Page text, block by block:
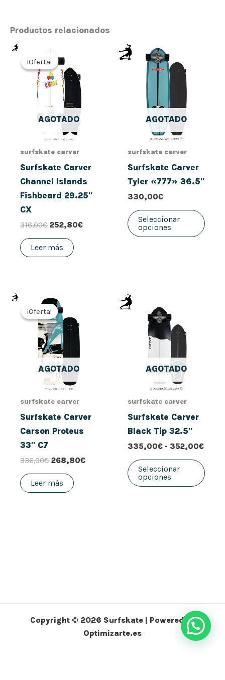
Productos relacionados
¡Oferta!
AGOTADO
¡Oferta!
surfskate carver
Surfskate Carver
Channel Islands
Fishbeard 29.25″
CX
316,00€
El
precio
original
era:
316,00€.
252,80€
Leer más
AGOTADO
surfskate carver
Surfskate Carver
Tyler «777» 36.5″
330,00€
Seleccionar
opciones
¡Oferta!
AGOTADO
¡Oferta!
surfskate carver
Surfskate Carver
Carson Proteus
33″ C7
336,00€
El
precio
original
era:
336,00€.
268,80€
Leer más
AGOTADO
surfskate carver
Surfskate Carver
Black Tip 32.5″
335,00€ - 352,00€
Seleccionar
opciones
Copyright © 2026 Surfskate | Powered by
Optimizarte.es